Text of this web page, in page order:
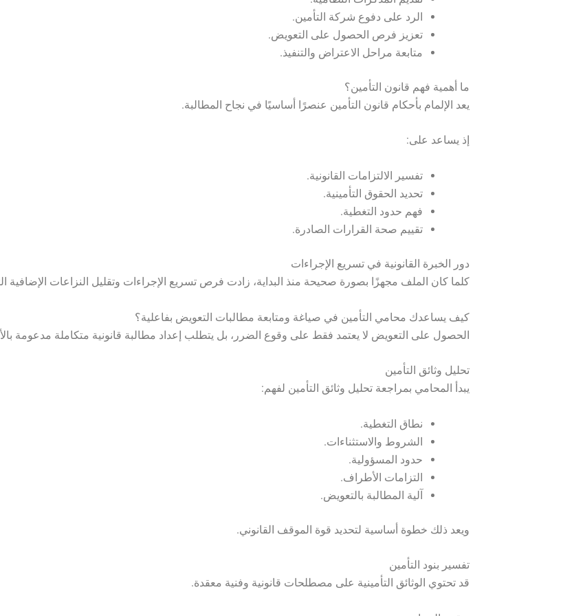
الرد على دفوع شركة التأمين.
تعزيز فرص الحصول على التعويض.
متابعة مراحل الاعتراض والتنفيذ.
ما أهمية فهم قانون التأمين؟
يعد الإلمام بأحكام قانون التأمين عنصرًا أساسيًا في نجاح المطالبة.
إذ يساعد على:
تفسير الالتزامات القانونية.
تحديد الحقوق التأمينية.
فهم حدود التغطية.
تقييم صحة القرارات الصادرة.
دور الخبرة القانونية في تسريع الإجراءات
كلما كان الملف مجهزًا بصورة صحيحة منذ البداية، زادت فرص تسريع الإجراءات وتقليل النزاعات الإضافية
كيف يساعدك محامي التأمين في صياغة ومتابعة مطالبات التعويض بفاعلية؟
الحصول على التعويض لا يعتمد فقط على وقوع الضرر، بل يتطلب إعداد مطالبة قانونية متكاملة مدعومة
تحليل وثائق التأمين
يبدأ المحامي بمراجعة تحليل وثائق التأمين لفهم:
نطاق التغطية.
الشروط والاستثناءات.
حدود المسؤولية.
التزامات الأطراف.
آلية المطالبة بالتعويض.
ويعد ذلك خطوة أساسية لتحديد قوة الموقف القانوني.
تفسير بنود التأمين
قد تحتوي الوثائق التأمينية على مصطلحات قانونية وفنية معقدة.